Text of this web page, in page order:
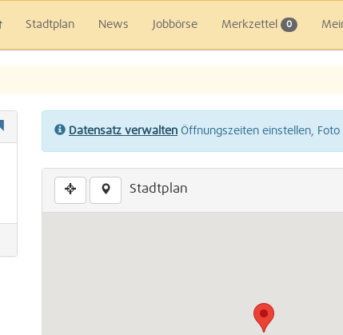
Stadtplan News Jobbörse Merkzettel 0
Datensatz verwalten Öffnungszeiten einstellen, Foto
Stadtplan